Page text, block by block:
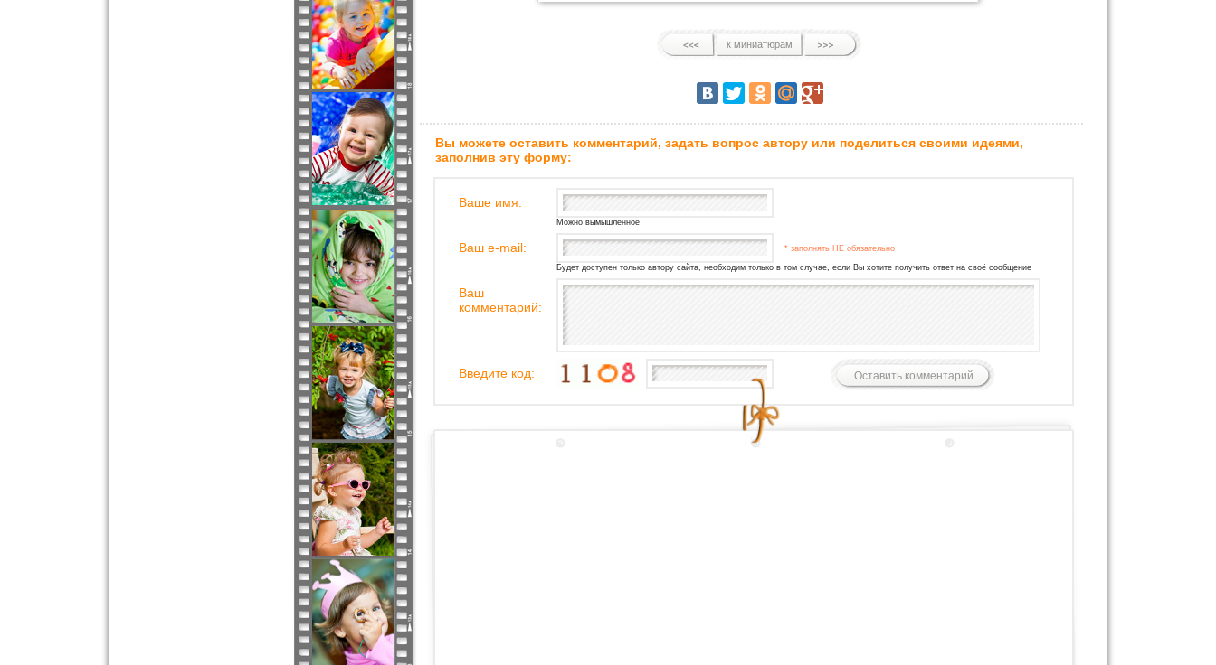
к миниатюрам
Вы можете оставить комментарий, задать вопрос автору или поделиться своими идеями,
заполнив эту форму:
Ваше имя:
Можно вымышленное
Ваш e-mail: * заполнять НЕ обязательно
Будет доступен только автору сайта, необходим только в том случае, если Вы хотите получить ответ на своё сообщение
Ваш
комментарий:
Введите код: